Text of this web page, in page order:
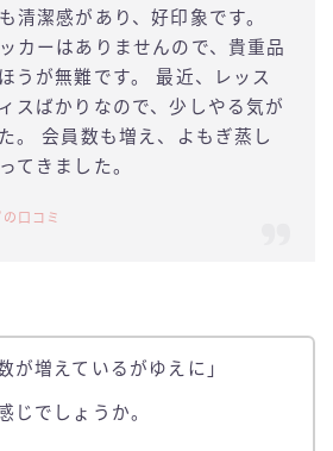
清潔感があり、好印象です。
カーはありませんので、貴重品
うが無難です。 最近、レッス
スばかりなので、少しやる気が
。 会員数も増え、よもぎ蒸し
てきました。
口コミ
が増えているがゆえに」
じでしょうか。